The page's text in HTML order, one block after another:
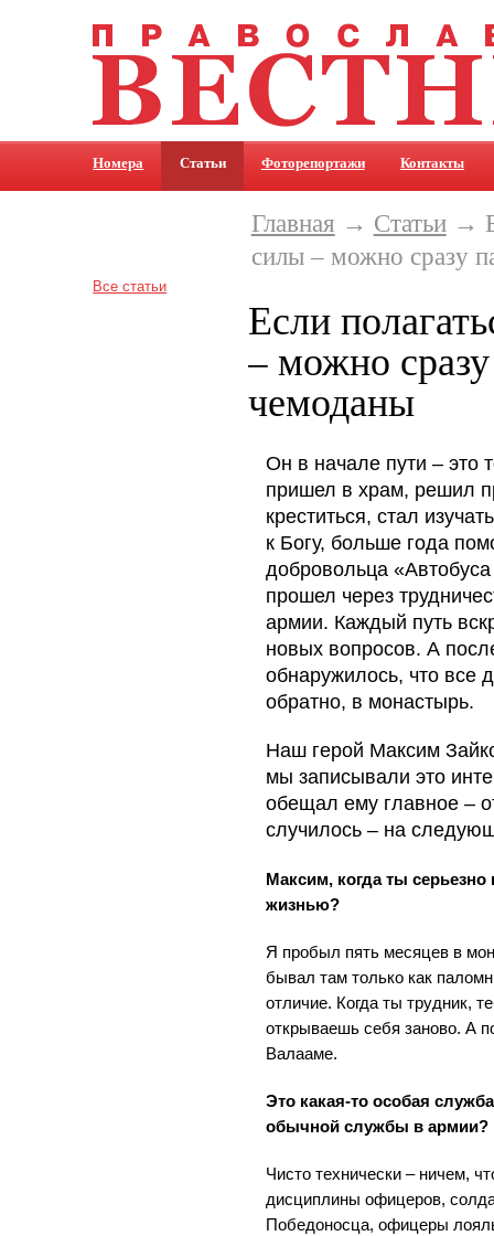
Номера Статьи Фоторепортажи Контакты
Все статьи
Главная → Статьи→
силы – можно сразу
Если
– можно сразу
чемоданы
Он в начале пути – это
пришел в храм, решил
креститься, стал
к Богу, больше года
добровольца
прошел через
армии. Каждый путь
новых вопросов. А
обнаружилось, что все
обратно, в монастырь.
Наш герой Максим
мы записывали это
обещал ему главное –
случилось – на
Максим, когда ты
жизнью?
Я пробыл пять месяцев в
бывал там только как
отличие. Когда ты трудник,
открываешь себя заново. А
Валааме.
Это какая-то особая
обычной службы в армии?
Чисто технически – ничем,
дисциплины офицеров,
Победоносца, офицеры